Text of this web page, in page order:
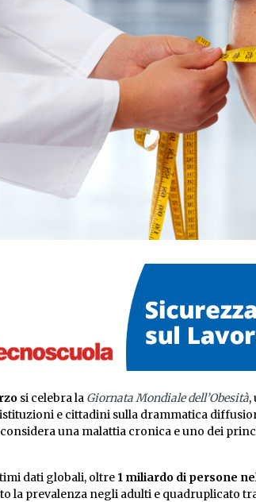
si celebra la Giornata Mondiale dell’Obesità,
e cittadini sulla drammatica
considera una malattia cronica e uno dei
dati globali, oltre 1 miliardo di persone
la prevalenza negli adulti e quadruplicato